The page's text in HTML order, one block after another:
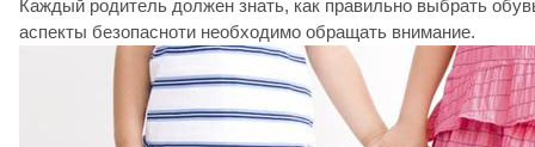
Каждый родитель должен знать, как правильно выбрать
аспекты безопасноти необходимо обращать внимание.